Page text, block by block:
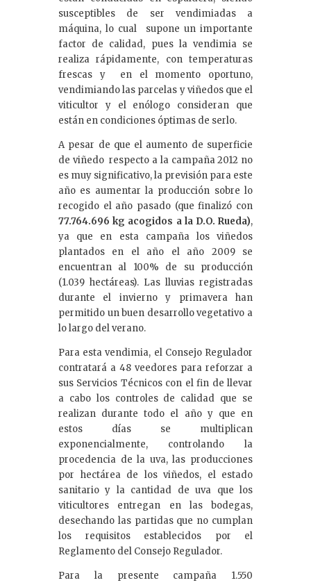
susceptibles de ser vendimiadas a
máquina, lo cual supone un importante
factor de calidad, pues la vendimia se
realiza rápidamente, con temperaturas
frescas y en el momento oportuno,
vendimiando las parcelas y viñedos que el
viticultor y el enólogo consideran que
están en condiciones óptimas de serlo.
A pesar de que el aumento de superficie
de viñedo respecto a la campaña 2012 no
es muy significativo, la previsión para este
año es aumentar la producción sobre lo
recogido el año pasado (que finalizó con
77.764.696 kg acogidos a la D.O. Rueda),
ya que en esta campaña los viñedos
plantados en el año el año 2009 se
encuentran al 100% de su producción
(1.039 hectáreas). Las lluvias registradas
durante el invierno y primavera han
permitido un buen desarrollo vegetativo a
lo largo del verano.
Para esta vendimia, el Consejo Regulador
contratará a 48 veedores para reforzar a
sus Servicios Técnicos con el fin de llevar
a cabo los controles de calidad que se
realizan durante todo el año y que en
estos días se multiplican
exponencialmente, controlando la
procedencia de la uva, las producciones
por hectárea de los viñedos, el estado
sanitario y la cantidad de uva que los
viticultores entregan en las bodegas,
desechando las partidas que no cumplan
los requisitos establecidos por el
Reglamento del Consejo Regulador.
Para la presente campaña 1.550